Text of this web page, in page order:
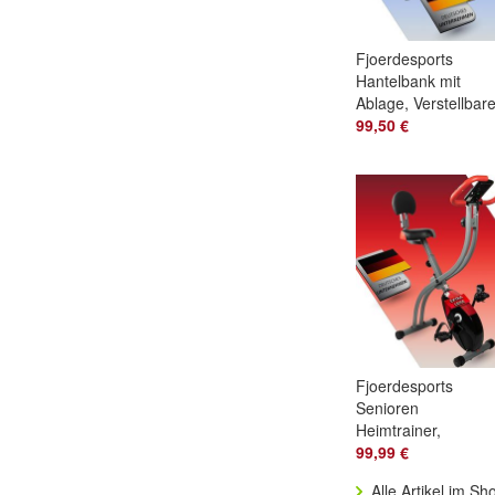
Fjoerdesports
Hantelbank mit
Ablage, Verstellbare
Höhe & Klappbar,
99,50 €
Fjoerdesports
Senioren
Heimtrainer,
faltbarer
99,99 €
Alle Artikel im